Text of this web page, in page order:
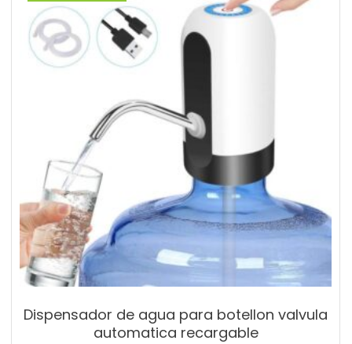
Dispensador de agua para botellon valvula
automatica recargable